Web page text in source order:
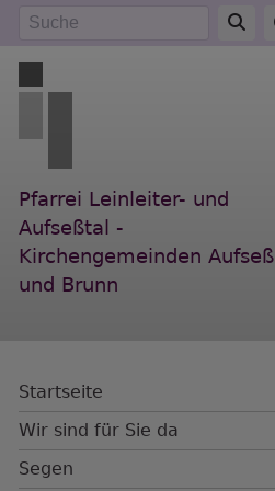
Direkt
Inhalt
Pfarrei Leinleiter- und
Aufseßtal -
Kirchengemeinden Aufseß
und Brunn
Startseite
Wir sind für Sie da
Segen